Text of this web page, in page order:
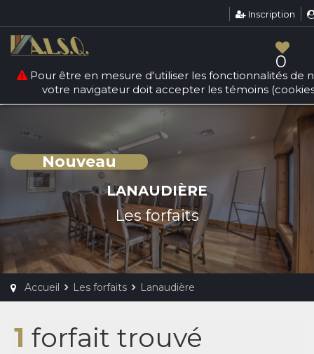
: count(): Parameter must be an array or an object
that implements Countable in
/srv/users/sallesquebec/apps/sallesdereception/
Inscription
0
Pour être en mesure d'utiliser les fonctionnalités de
votre navigateur doit accepter les témoins
LANAUDIÈRE
Les forfaits
Nouveau
Accueil Les forfaits Lanaudière
1 forfait trouvé